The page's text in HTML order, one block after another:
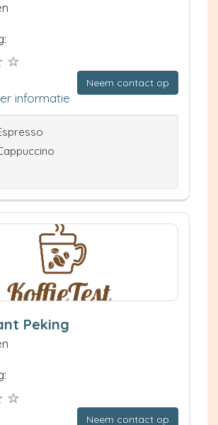
Neem contact op
informatie
Peking
Neem contact op